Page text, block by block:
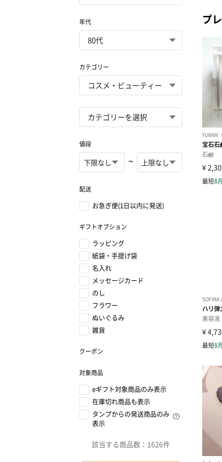
年代
カテゴリー
値段
~
配送
お急ぎ便(1日以内に発送)
ギフトオプション
ラッピング
紙袋・手提げ袋
名入れ
メッセージカード
のし
フラワー
ぬいぐるみ
雑貨
クーポン
対象商品
eギフト対象商品のみ表示
在庫切れ商品も表示
タンプからの発送商品のみ
表示
該当する商品数： 1626件
プ